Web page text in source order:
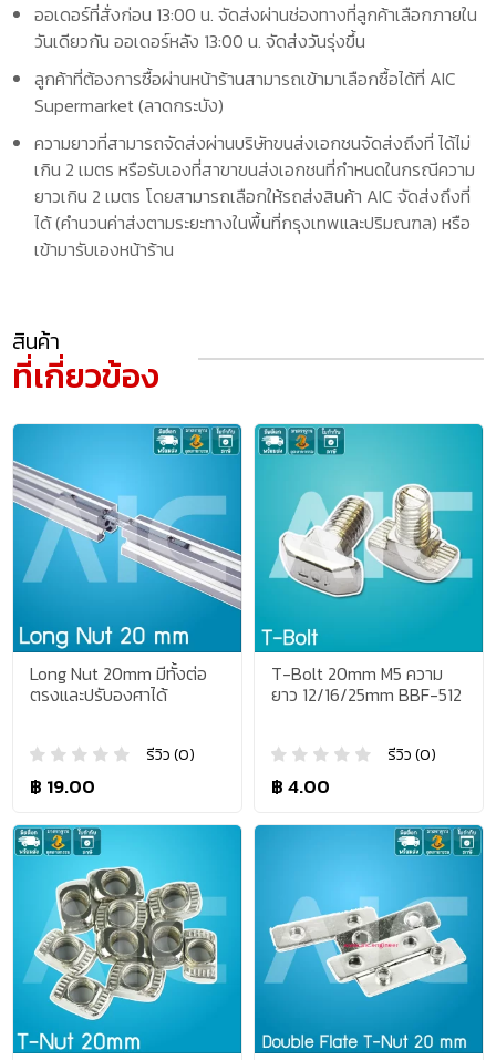
ออเดอร์ที่สั่งก่อน 13:00 น. จัดส่งผ่านช่องทางที่ลูกค้าเลือกภายใน
วันเดียวกัน ออเดอร์หลัง 13:00 น. จัดส่งวันรุ่งขึ้น
ลูกค้าที่ต้องการซื้อผ่านหน้าร้านสามารถเข้ามาเลือกซื้อได้ที่ AIC
Supermarket (ลาดกระบัง)
ความยาวที่สามารถจัดส่งผ่านบริษัทขนส่งเอกชนจัดส่งถึงที่ ได้ไม่
เกิน 2 เมตร หรือรับเองที่สาขาขนส่งเอกชนที่กำหนดในกรณีความ
ยาวเกิน 2 เมตร โดยสามารถเลือกให้รถส่งสินค้า AIC จัดส่งถึงที่
ได้ (คำนวนค่าส่งตามระยะทางในพื้นที่กรุงเทพและปริมณฑล) หรือ
เข้ามารับเองหน้าร้าน
สินค้า
ที่เกี่ยวข้อง
Long Nut 20mm มีทั้งต่อ
ตรงและปรับองศาได้
รีวิว (0)
฿ 19.00
T-Bolt 20mm M5 ความ
ยาว 12/16/25mm BBF-512
รีวิว (0)
฿ 4.00